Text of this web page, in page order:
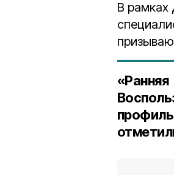
В рамках